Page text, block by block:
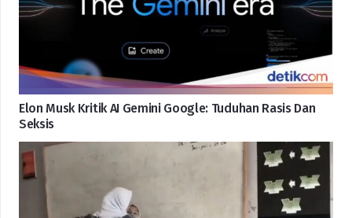
Elon Musk Kritik AI Gemini Google: Tuduhan Rasis Dan
Seksis